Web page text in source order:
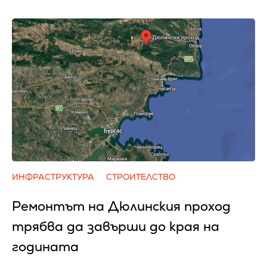
ИНФРАСТРУКТУРА СТРОИТЕЛСТВО
Ремонтът на Дюлинския проход
трябва да завърши до края на
годината